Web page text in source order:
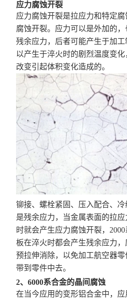
应力腐蚀开裂
应力腐蚀开裂是拉应力和特定
腐蚀开裂。应力可以是外加的
残余应力，后者可能产生于加
以产生于淬火时的剧烈温度变
改变引起体积变化造成的。
铆接、螺栓紧固、压入配合、
是残余应力，当金属表面的拉应
时就会产生应力腐蚀开裂，
板在淬火时都会产生残余应力
预拉伸消除，以免加工航空器
带到零件中去。
2、6000系合金的晶间腐蚀
在当今应用的变形铝合金中，